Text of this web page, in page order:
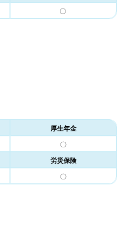
〇
厚生年金
〇
労災保険
〇